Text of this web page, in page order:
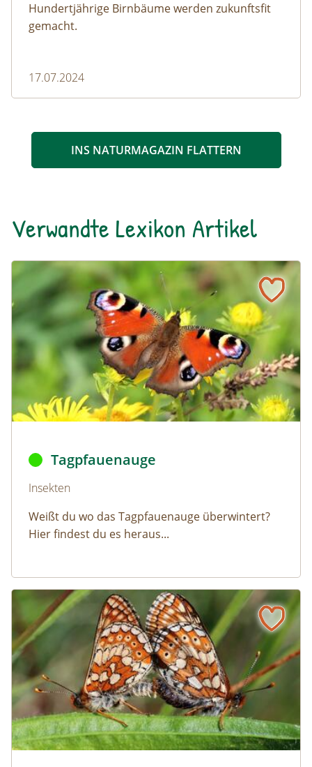
Hundertjährige Birnbäume werden zukunftsfit
gemacht.
17.07.2024
INS NATURMAGAZIN FLATTERN
Verwandte Lexikon Artikel
Tagpfauenauge
Naturlexikon: Tagpfauenauge
Naturlexikon: Tagpfauenauge
Tagpfauenauge
Insekten
Weißt du wo das Tagpfauenauge überwintert?
Hier findest du es heraus...
Goldener Scheckenfalter
Naturlexikon: Goldener Scheckenfalter